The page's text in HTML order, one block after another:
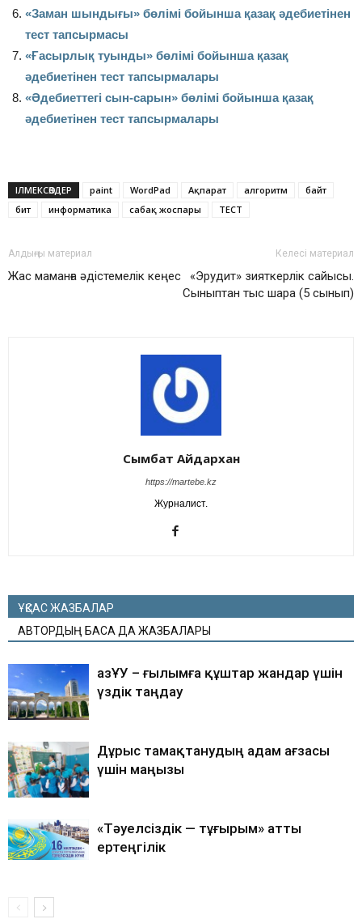
«Заман шындығы» бөлімі бойынша қазақ әдебиетінен
тест тапсырмасы
«Ғасырлық туынды» бөлімі бойынша қазақ
әдебиетінен тест тапсырмалары
«Әдебиеттегі сын-сарын» бөлімі бойынша қазақ
әдебиетінен тест тапсырмалары
ІЛМЕКСӨЗДЕР paint WordPad Ақпарат алгоритм
байт
бит
информатика сабақ жоспары ТЕСТ
Алдыңғы материал
Жас маманға әдістемелік кеңес
Келесі материал
«Эрудит» зияткерлік сайысы.
Сыныптан тыс шара (5 сынып)
Сымбат Айдархан
https://martebe.kz
Журналист.
ҰҚСАС ЖАЗБАЛАР
АВТОРДЫҢ БАСҚА ДА ЖАЗБАЛАРЫ
ҚазҰУ – ғылымға құштар жандар үшін
үздік таңдау
Дұрыс тамақтанудың адам ағзасы
үшін маңызы
«Тәуелсіздік — тұғырым» атты
ертеңгілік